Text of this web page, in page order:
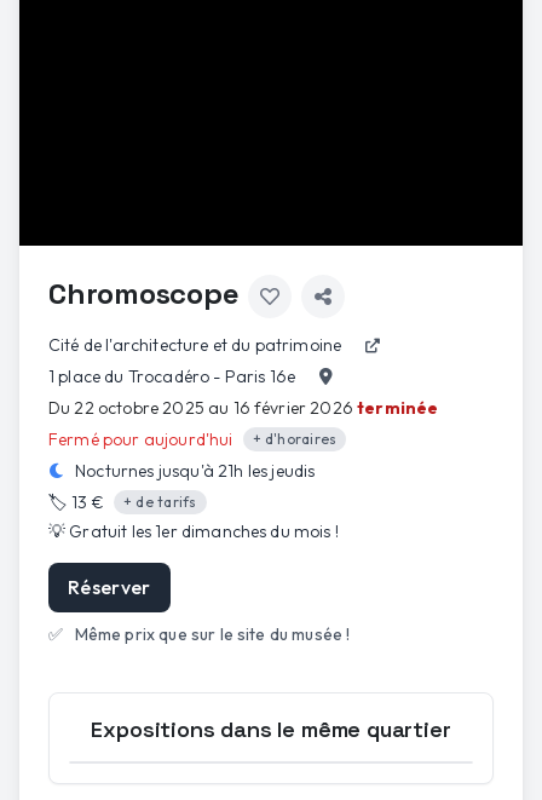
Chromoscope
Cité de l'architecture et du patrimoine
1 place du Trocadéro - Paris 16e
Du 22 octobre 2025 au 16 février 2026terminée
Fermé pour aujourd'hui
+ d'horaires
Nocturnes jusqu'à21h les jeudis
🏷️13 € + de tarifs
💡 Gratuit les 1er dimanches du mois !
Réserver
✅ Même prix que sur le site du musée !
Expositions dans le même quartier